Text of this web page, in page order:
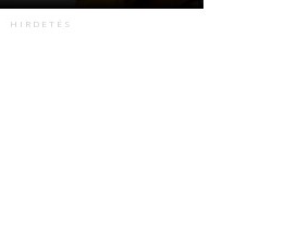
HIRDETÉS